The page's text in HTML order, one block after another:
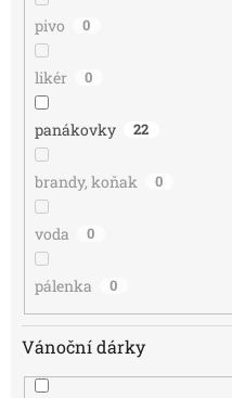
pivo 0
likér 0
panákovky 22
brandy, koňak 0
voda 0
pálenka 0
Vánoční dárky